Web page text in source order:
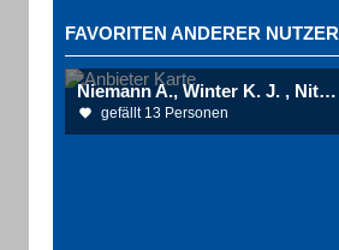
FAVORITEN ANDERER NUTZER
Niemann A., Winter K. J. , Nitsche G., Uhlmann H. Dres. med., u. Große T. Fachärzte für Urologie, Gemeinschaftspraxis
gefällt 13 Personen